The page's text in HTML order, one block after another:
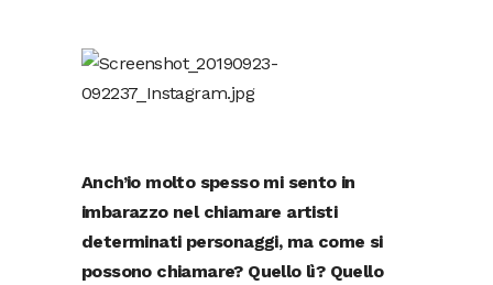
Anch’io molto spesso mi sento in
imbarazzo nel chiamare artisti
determinati personaggi, ma come si
possono chiamare? Quello lì? Quello